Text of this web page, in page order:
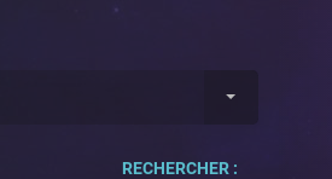
RECHERCHER :